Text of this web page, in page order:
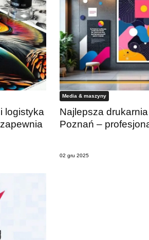
logistyka
Media & maszyny
Najlepsza
Poznań –
02 gru 2025